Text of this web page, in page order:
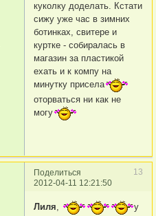
куколку доделать. Кстати
сижу уже час в зимних
ботинках, свитере и
куртке - собиралась в
магазин за пластикой
ехать и к компу на
минутку присела
оторваться ни как не
могу
Поделиться
13
2012-04-11 12:21:50
Лиля,
у